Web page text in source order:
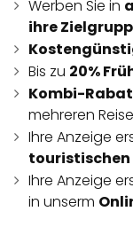
Werben Sie in
ihre
Bis zu 20%
Kombi-
mehreren
Ihre Anzeige
touristischen
Ihre Anzeige
in unserm